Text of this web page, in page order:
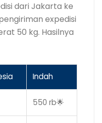
dari Jakarta ke
expedisi
50 kg. Hasilnya
Indah
550 rb🌟